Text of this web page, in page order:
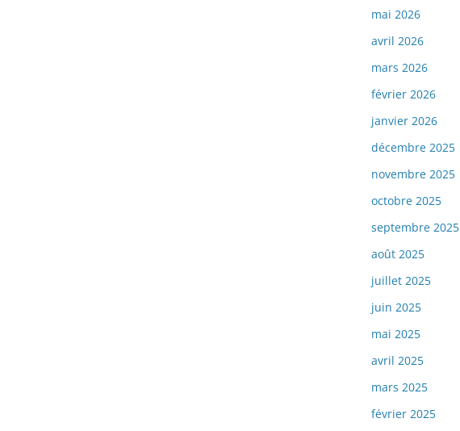
mai 2026
avril 2026
mars 2026
février 2026
janvier 2026
décembre 2025
novembre 2025
octobre 2025
septembre 2025
août 2025
juillet 2025
juin 2025
mai 2025
avril 2025
mars 2025
février 2025